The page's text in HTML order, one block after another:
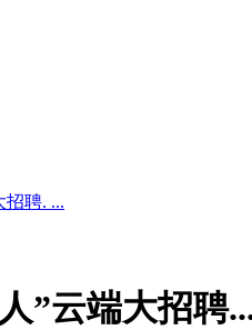
招聘. ...
”云端大招聘